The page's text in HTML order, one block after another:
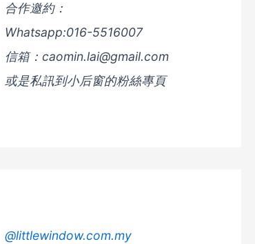
合作邀約：
Whatsapp:016-5516007
信箱：caomin.lai@gmail.com
或是私訊到小后窗的粉絲專頁
@littlewindow.com.my